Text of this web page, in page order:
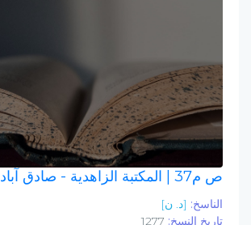
ص م37 | المكتبة الزاهدية - صادق آباد
الناسخ: [د. ن]
تاريخ النسخ: